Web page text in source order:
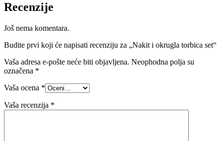
Recenzije
Još nema komentara.
Budite prvi koji će napisati recenziju za „Nakit i okrugla torbica set“
Vaša adresa e-pošte neće biti objavljena. Neophodna polja su
označena *
Vaša ocena *
Vaša recenzija *